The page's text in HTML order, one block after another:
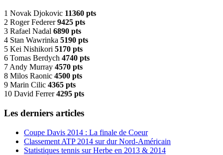
1 Novak Djokovic 11360 pts
2 Roger Federer9425 pts
3 Rafael Nadal 6890 pts
4 Stan Wawrinka 5190 pts
5 Kei Nishikori 5170 pts
6 Tomas Berdych 4740 pts
7 Andy Murray 4570 pts
8 Milos Raonic 4500 pts
9 Marin Cilic 4365 pts
10 David Ferrer4295 pts
Les derniers articles
Coupe Davis 2014 : La finale de Coeur
Classement ATP 2014 sur dur Nord-Américain
Statistiques tennis sur Herbe en 2013 & 2014